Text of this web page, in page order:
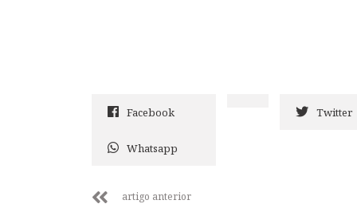
Facebook Twitter
Whatsapp
artigo anterior